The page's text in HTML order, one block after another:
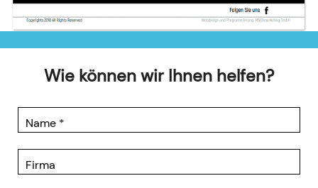
Wie können wir Ihnen helfen?